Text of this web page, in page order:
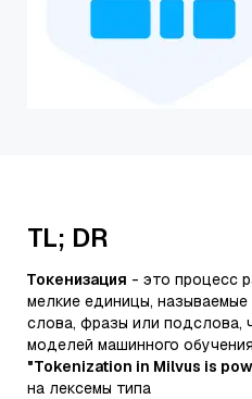
TL; DR
Токенизация - это процесс
мелкие единицы, называемые
слова, фразы или подслова,
моделей машинного
"Tokenization in Milvus is
на лексемы типа